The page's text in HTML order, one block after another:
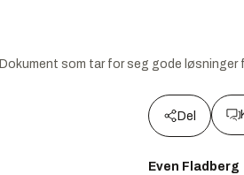
Dokument som tar for seg gode løsninger
Del
Even Fladberg